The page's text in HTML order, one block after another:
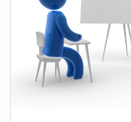
Plattegronden
VCA Trajecten
ISO 9001 Begeleiding
Evenementenveiligheid
Inspectiecentrale
Ons Team